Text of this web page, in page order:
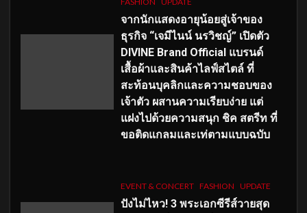
จากนักแสดงอายุน้อยสู่เจ้าของ
ธุรกิจ “เจมีไนน์ นรวิชญ์” เปิดตัว
DIVINE Brand Official แบรนด์
เสื้อผ้าและสินค้าไลฟ์สไตล์ ที่
สะท้อนบุคลิกและความชอบของ
เจ้าตัว ผสานความเรียบง่าย แต่
แฝงไปด้วยความสนุก ชิค สตรีท ที่
ขอติดแกลมและเท่ตามแบบฉบับ
EVENT & CONCERT FASHION UPDATE
ปังไม่ไหว! 3 พระเอกซีรีส์วายสุด